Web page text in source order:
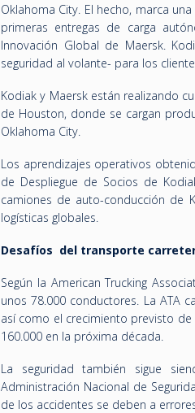
Oklahoma City. El hecho, marca
primeras entregas de carga
Innovación Global de Maersk.
seguridad al volante- para los
Kodiak y Maersk están realizando
de Houston, donde se cargan
Oklahoma City.
Los aprendizajes operativos
de Despliegue de Socios de
camiones de auto-conducción de
logísticas globales.
Desafíos del transporte
Según la American Trucking
unos 78.000 conductores. La ATA
así como el crecimiento previsto
160.000 en la próxima década.
La seguridad también sigue
Administración Nacional de
de los accidentes se deben a